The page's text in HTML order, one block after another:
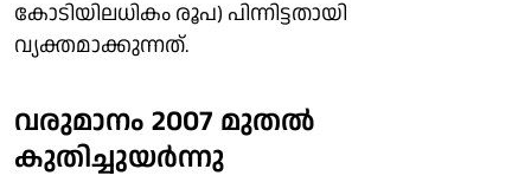
കോടിയിലധികം രൂപ) പിന്നിട്ടതായി
വ്യക്തമാക്കുന്നത്.
വരുമാനം 2007 മുതല്‍
കുതിച്ചുയര്‍ന്നു